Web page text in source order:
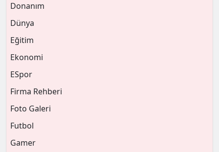
Donanım
Dünya
Eğitim
Ekonomi
ESpor
Firma Rehberi
Foto Galeri
Futbol
Gamer